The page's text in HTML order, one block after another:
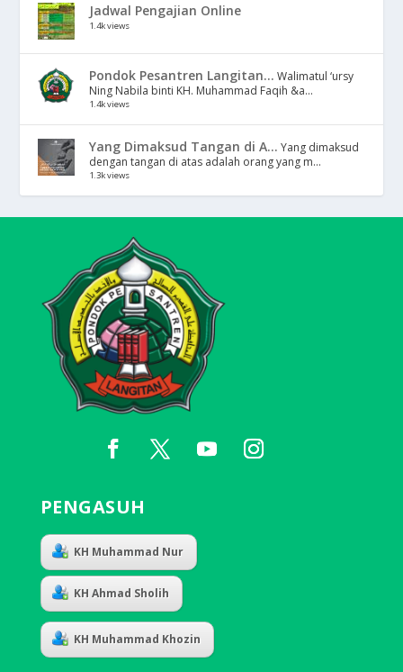
Jadwal Pengajian Online
1.4k views
Pondok Pesantren Langitan... Walimatul ‘ursy
Ning Nabila binti KH. Muhammad Faqih &a...
1.4k views
Yang Dimaksud Tangan di A... Yang dimaksud
dengan tangan di atas adalah orang yang m...
1.3k views
PENGASUH
KH Muhammad Nur
KH Ahmad Sholih
KH Muhammad Khozin